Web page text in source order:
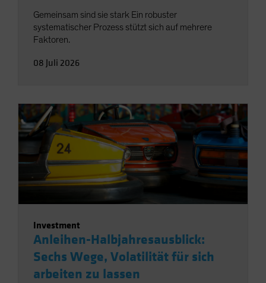
Gemeinsam sind sie stark Ein robuster
systematischer Prozess stützt sich auf mehrere
Faktoren.
08 Juli 2026
Investment
Anleihen-Halbjahresausblick:
Sechs Wege, Volatilität für sich
arbeiten zu lassen